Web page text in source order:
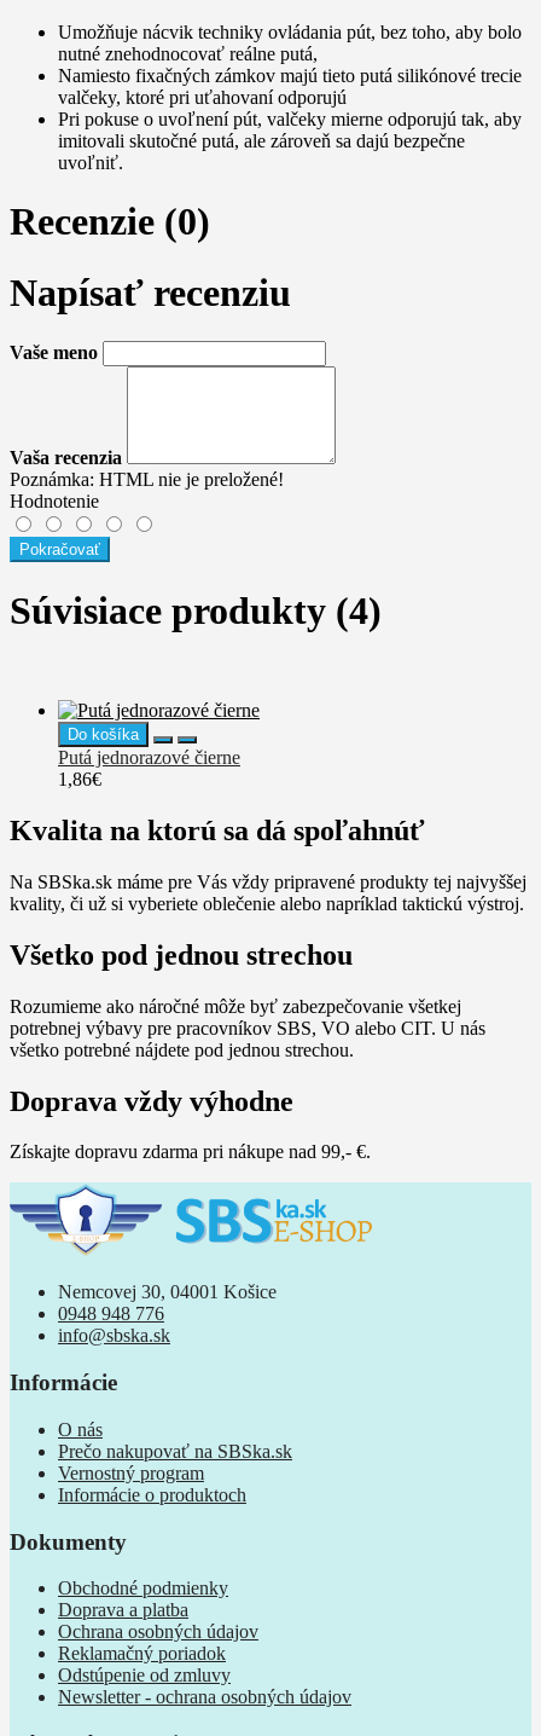
Umožňuje nácvik techniky ovládania pút, bez toho, aby bolo
nutné znehodnocovať reálne putá,
Namiesto fixačných zámkov majú tieto putá silikónové trecie
valčeky, ktoré pri uťahovaní odporujú
Pri pokuse o uvoľnení pút, valčeky mierne odporujú tak, aby
imitovali skutočné putá, ale zároveň sa dajú bezpečne
uvoľniť.
Recenzie (0)
Napísať recenziu
Vaše meno
Vaša recenzia
Poznámka: HTML nie je preložené!
Hodnotenie
Pokračovať
Súvisiace produkty (4)
Do košíka
Putá jednorazové čierne
1,86€
Do košíka
Do košíka
1,86€
Do košíka
Putá policajné HM 02 z leteckého
48,28€
Kvalita na ktorú sa dá spoľahnúť
Na SBSka.sk máme pre Vás vždy pripravené produkty tej najvyššej
kvality, či už si vyberiete oblečenie alebo napríklad taktickú výstroj.
Všetko pod jednou strechou
Rozumieme ako náročné môže byť zabezpečovanie všetkej
potrebnej výbavy pre pracovníkov SBS, VO alebo CIT. U nás
všetko potrebné nájdete pod jednou strechou.
Doprava vždy výhodne
Získajte dopravu zdarma pri nákupe nad 99,- €.
Nemcovej 30, 04001 Košice
0948 948 776
info@sbska.sk
Informácie
O nás
Prečo nakupovať na SBSka.sk
Vernostný program
Informácie o produktoch
Dokumenty
Obchodné podmienky
Doprava a platba
Ochrana osobných údajov
Reklamačný poriadok
Odstúpenie od zmluvy
Newsletter - ochrana osobných údajov